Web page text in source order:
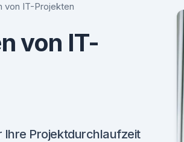
von IT-Projekten
von IT-
Ihre Projektdurchlaufzeit